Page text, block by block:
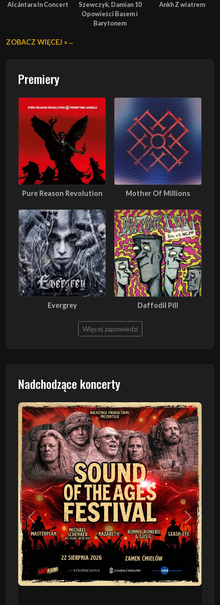
Alcántara In Concert
Szewczyk, Damian 10
Opowieści Basem i
Barytonem
Ankh Z wiatrem
ZOBACZ WIĘCEJ »
Premiery
Pure Reason Revolution Mother Of Millions
Evergrey Daffodil Pill
Więcej zapowiedzi
Nadchodzące koncerty
Poprzedni Następny